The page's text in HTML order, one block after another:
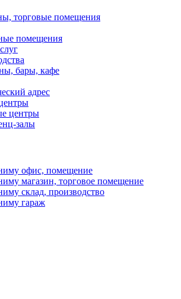
торговые помещения
помещения
бары, кафе
адрес
центры
залы
офис, помещение
магазин, торговое помещение
склад, производство
гараж